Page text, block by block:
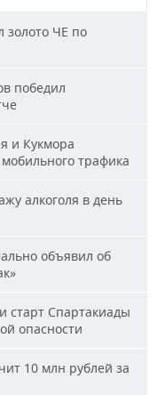
золото ЧЕ по
победил
и Кукмора
трафика
алкоголя в день
объявил об
старт Спартакиады
опасности
10 млн рублей за